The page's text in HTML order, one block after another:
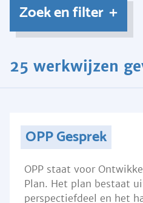
Zoek en filter
25 werkwijzen
OPP Gesprek
OPP staat voor
Plan. Het plan bestaat
perspectiefdeel en het